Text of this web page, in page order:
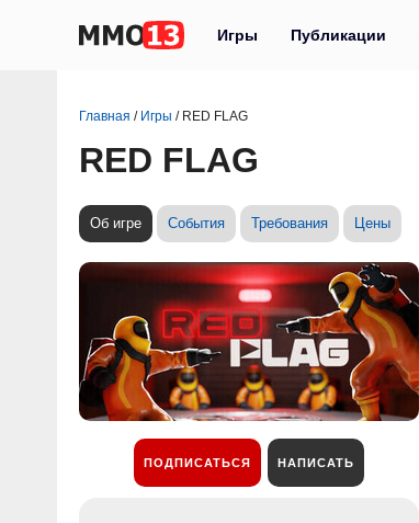
Игры Публикации
Главная / Игры / RED FLAG
RED FLAG
Об игре События Требования Цены
ПОДПИСАТЬСЯ НАПИСАТЬ